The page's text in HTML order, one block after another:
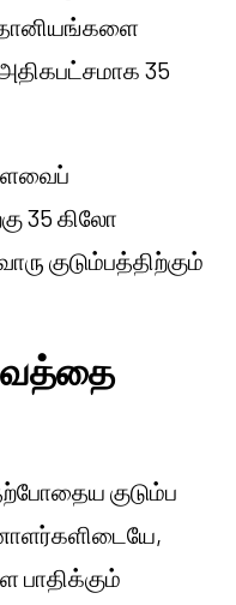
35
35 கிலோ
குடும்பத்திற்கும்
குடும்ப
பாதிக்கும்